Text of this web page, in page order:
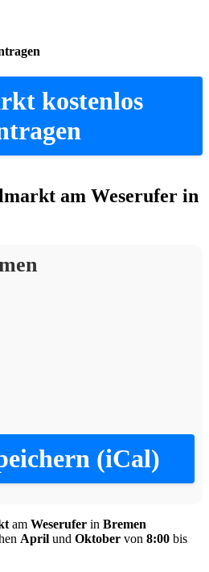
kostenlos
am Weserufer in
(iCal)
am Weserufer in Bremen
April und Oktober von 8:00 bis